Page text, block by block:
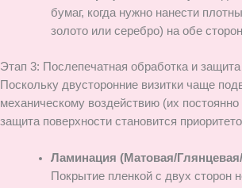
бумаг, когда нужно нанести
золото или серебро) на обе
Этап 3: Послепечатная обработка и защита
Поскольку двусторонние визитки чаще
механическому воздействию (их
защита поверхности становится
Ламинация (Матовая/
Покрытие пленкой с двух сторон